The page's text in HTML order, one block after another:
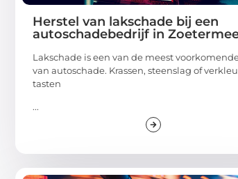
Herstel van lakschade bij een
autoschadebedrijf in
Lakschade is een van de meest
van autoschade. Krassen, steenslag of
tasten
...